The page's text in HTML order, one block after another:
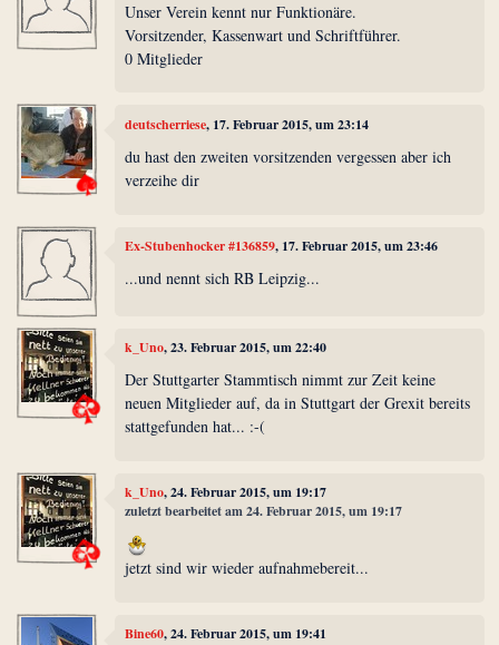
Unser Verein kennt nur Funktionäre.
Vorsitzender, Kassenwart und Schriftführer.
0 Mitglieder
deutscherriese, 17. Februar 2015, um 23:14
du hast den zweiten vorsitzenden vergessen aber ich
verzeihe dir
Ex-Stubenhocker #136859, 17. Februar 2015, um 23:46
...und nennt sich RB Leipzig...
k_Uno, 23. Februar 2015, um 22:40
Der Stuttgarter Stammtisch nimmt zur Zeit keine
neuen Mitglieder auf, da in Stuttgart der Grexit bereits
stattgefunden hat... :-(
k_Uno, 24. Februar 2015, um 19:17
zuletzt bearbeitet am 24. Februar 2015, um 19:17
jetzt sind wir wieder aufnahmebereit...
Bine60, 24. Februar 2015, um 19:41